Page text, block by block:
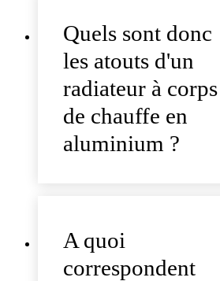
Quels sont donc
les atouts d'un
radiateur à corps
de chauffe en
aluminium ?
A quoi
correspondent